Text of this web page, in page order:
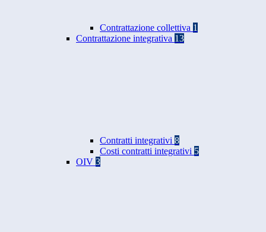
Contrattazione collettiva 1
Contrattazione integrativa 13
Contratti integrativi 8
Costi contratti integrativi 5
OIV 3